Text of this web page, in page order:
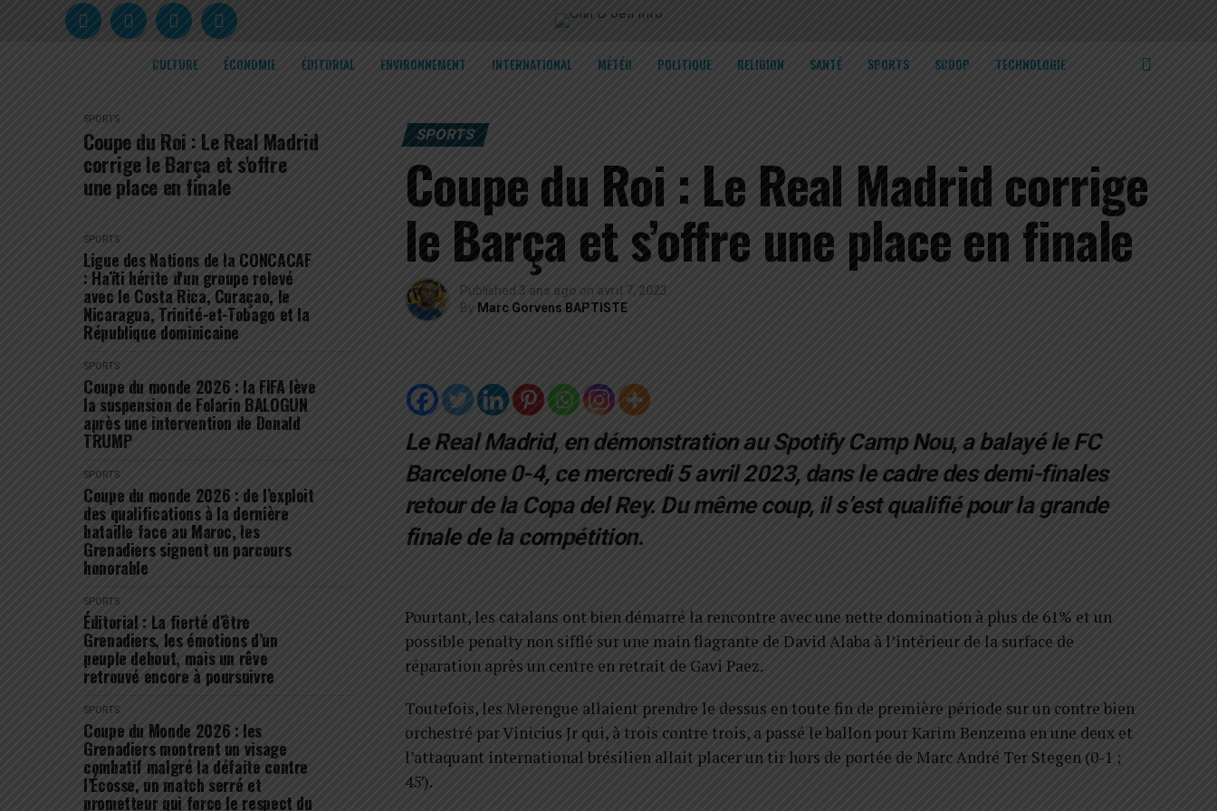
CULTURE ÉCONOMIE ÉDITORIAL ENVIRONNEMENT INTERNATIONAL MÉTÉO POLITIQUE RELIGION SANTÉ SPORTS SCOOP TECHNOLOGIE
SPORTS
Coupe du Roi : Le Real Madrid
corrige le Barça et s'offre
une place en finale
SPORTS
Ligue des Nations de la CONCACAF
: Haïti hérite d'un groupe relevé
avec le Costa Rica, Curaçao, le
Nicaragua, Trinité-et-Tobago et la
République dominicaine
SPORTS
Coupe du monde 2026 : la FIFA lève
la suspension de Folarin BALOGUN
après une intervention de Donald
TRUMP
SPORTS
Coupe du monde 2026 : de l’exploit
des qualifications à la dernière
bataille face au Maroc, les
Grenadiers signent un parcours
honorable
SPORTS
Éditorial : La fierté d’être
Grenadiers, les émotions d’un
peuple debout, mais un rêve
retrouvé encore à poursuivre
SPORTS
Coupe du Monde 2026 : les
Grenadiers montrent un visage
combatif malgré la défaite contre
l’Écosse, un match serré et
prometteur qui force le respect du
SPORTS
Coupe du Roi : Le Real Madrid corrige
le Barça et s’offre une place en finale
Published 3 ans ago on avril 7, 2023
By Marc Gorvens BAPTISTE
Le Real Madrid, en démonstration au Spotify Camp Nou, a balayé le FC
Barcelone 0-4, ce mercredi 5 avril 2023, dans le cadre des demi-finales
retour de la Copa del Rey. Du même coup, il s’est qualifié pour la grande
finale de la compétition.
Pourtant, les catalans ont bien démarré la rencontre avec une nette domination à plus de 61% et un
possible penalty non sifflé sur une main flagrante de David Alaba à l’intérieur de la surface de
réparation après un centre en retrait de Gavi Paez.
Toutefois, les Merengue allaient prendre le dessus en toute fin de première période sur un contre bien
orchestré par Vinicius Jr qui, à trois contre trois, a passé le ballon pour Karim Benzema en une deux et
l’attaquant international brésilien allait placer un tir hors de portée de Marc André Ter Stegen (0-1 ;
45′).